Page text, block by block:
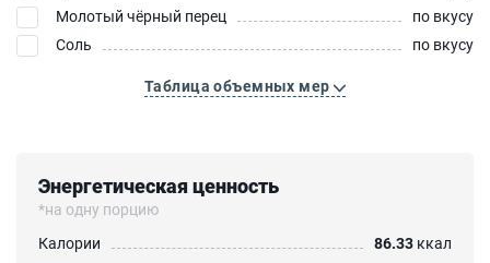
Молотый чёрный перец
по вкусу
Соль
по вкусу
Таблица объемных мер
Энергетическая ценность
*на одну порцию
Калории
86.33 ккал